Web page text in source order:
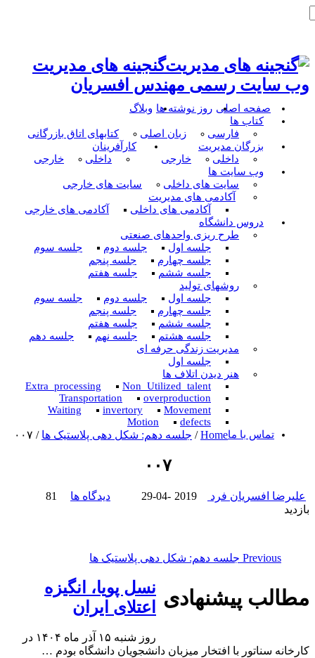
گنجینه های مدیریت
وب سایت رسمی مهندس افسریان
صفحه اصلی روز نوشته ها وبلاگ
کتاب ها
فارسی
زبان اصلی
کتابهای اتاق بازرگانی
بزرگان مدیریت
داخلی
خارجی
کارآفرینان
داخلی
خارجی
وب سایت ها
سایت های داخلی
سایت های خارجی
آکادمی های مدیریت
آکادمی های داخلی
آکادمی های خارجی
دروس دانشگاه
طرح ریزی واحدهای صنعتی
جلسه اول
جلسه دوم
جلسه سوم
جلسه چهارم
جلسه پنجم
جلسه ششم
جلسه هفتم
روشهای تولید
جلسه اول
جلسه دوم
جلسه سوم
جلسه چهارم
جلسه پنجم
جلسه ششم
جلسه هفتم
جلسه هشتم
جلسه نهم
جلسه دهم
مدیریت زندگی حرفه ای
جلسه اول
هنر دیدن اتلاف ها
Non_Utilized_talent
Extra_processing
overproduction
Transportation
Movement
invertory
Waiting
defects
Motion
تماس با ماHome
/ جلسه دهم: شکل دهی پلاستیک ها / ۰۰۷
۰۰۷
علیرضا افسریان فرد 2019-04-29 دیدگاه ها
81
بازدید
Previous جلسه دهم: شکل دهی پلاستیک ها
مطالب پیشنهادی نسل پویا، انگیزه
اعتلای ایران
روز شنبه ۱۵ آذر ماه ۱۴۰۴ در
کارخانه سناتور با افتخار میزبان دانشجویان دانشگاه بودم …